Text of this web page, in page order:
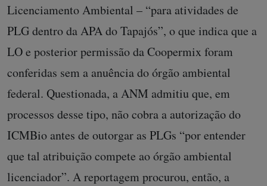
Licenciamento Ambiental – “para atividades de
PLG dentro da APA do Tapajós”, o que indica que a
LO e posterior permissão da Coopermix foram
conferidas sem a anuência do órgão ambiental
federal. Questionada, a ANM admitiu que, em
processos desse tipo, não cobra a autorização do
ICMBio antes de outorgar as PLGs “por entender
que tal atribuição compete ao órgão ambiental
licenciador”. A reportagem procurou, então, a